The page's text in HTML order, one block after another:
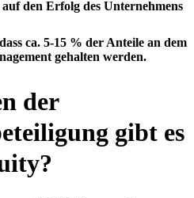
auf den Erfolg des Unternehmens
ca. 5-15 % der Anteile an dem
gehalten werden.
der
gibt es